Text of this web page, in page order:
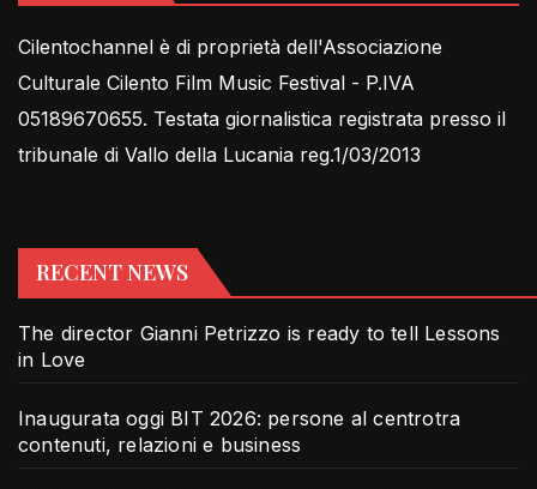
Cilentochannel è di proprietà dell'Associazione
Culturale Cilento Film Music Festival - P.IVA
05189670655. Testata giornalistica registrata presso il
tribunale di Vallo della Lucania reg.1/03/2013
RECENT NEWS
The director Gianni Petrizzo is ready to tell Lessons
in Love
Inaugurata oggi BIT 2026: persone al centrotra
contenuti, relazioni e business